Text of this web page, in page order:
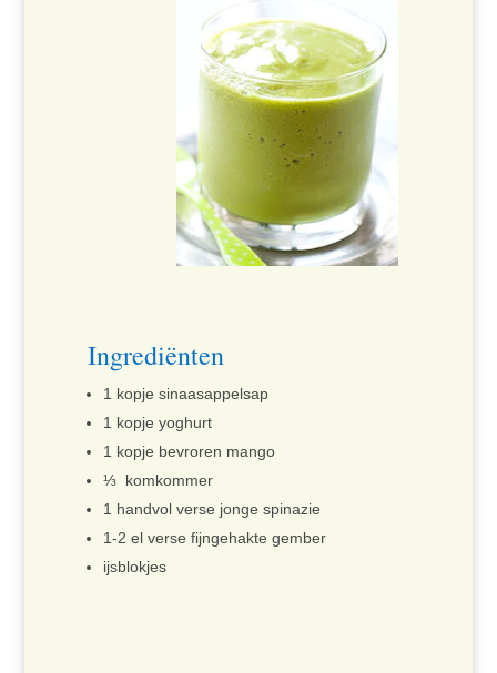
Ingrediënten
1 kopje sinaasappelsap
1 kopje yoghurt
1 kopje bevroren mango
⅓ komkommer
1 handvol verse jonge spinazie
1-2 el verse fijngehakte gember
ijsblokjes